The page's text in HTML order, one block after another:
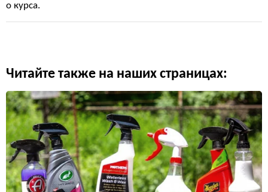
о курса.
Читайте также на наших страницах: